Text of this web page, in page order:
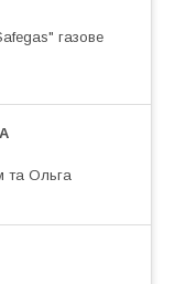
газове
та Ольга